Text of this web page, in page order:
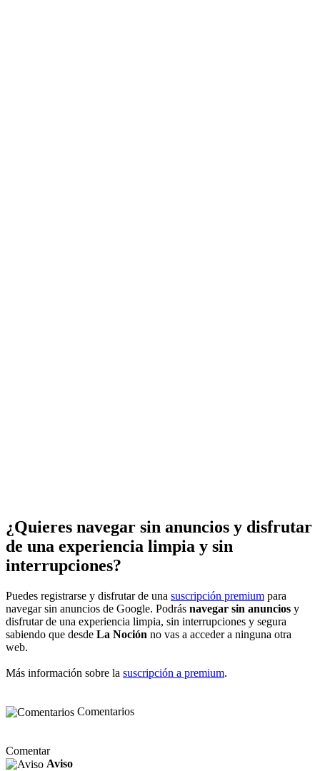
¿Quieres navegar sin anuncios y disfrutar
de una experiencia limpia y sin
interrupciones?
Puedes registrarse y disfrutar de una suscripción premium para
navegar sin anuncios de Google. Podrás navegar sin anuncios y
disfrutar de una experiencia limpia, sin interrupciones y segura
sabiendo que desde La Noción no vas a acceder a ninguna otra
web.
Más información sobre la suscripción a premium.
Comentarios
Comentar
Aviso